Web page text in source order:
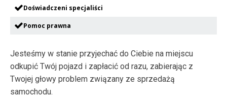
Doświadczeni specjaliści
Pomoc prawna
Jesteśmy w stanie przyjechać do Ciebie na miejscu
odkupić Twój pojazd i zapłacić od razu, zabierając z
Twojej głowy problem związany ze sprzedażą
samochodu.